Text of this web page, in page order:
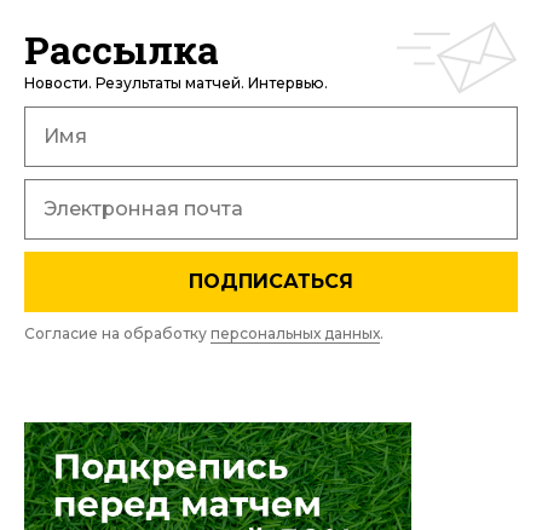
Рассылка
Новости. Результаты матчей. Интервью.
ПОДПИСАТЬСЯ
Согласие на обработку персональных данных.